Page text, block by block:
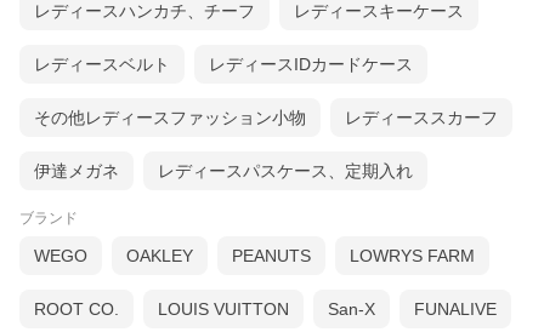
レディースハンカチ、チーフ レディースキーケース
レディースベルト レディースIDカードケース
その他レディースファッション小物 レディーススカーフ
伊達メガネ レディースパスケース、定期入れ
ブランド
WEGO OAKLEY PEANUTS LOWRYS FARM
ROOT CO. LOUIS VUITTON San-X FUNALIVE